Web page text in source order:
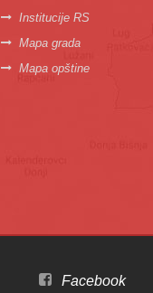
Institucije RS
Mapa grada
Mapa opštine
Facebook